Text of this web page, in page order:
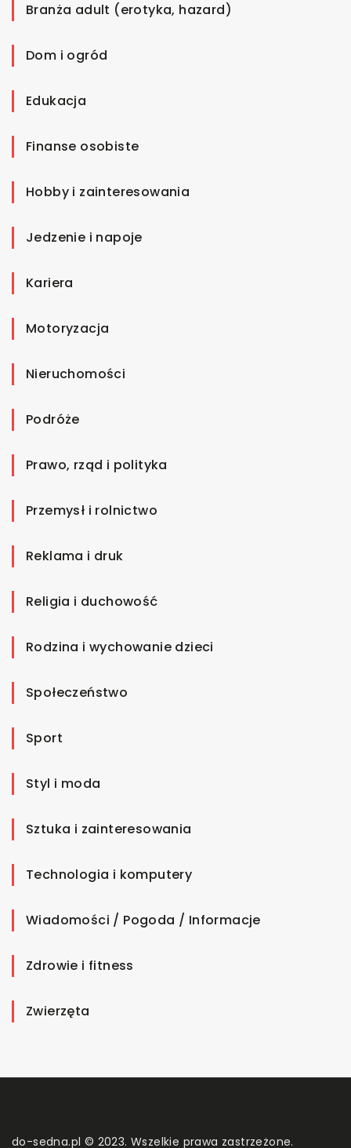
Branża adult (erotyka, hazard)
Dom i ogród
Edukacja
Finanse osobiste
Hobby i zainteresowania
Jedzenie i napoje
Kariera
Motoryzacja
Nieruchomości
Podróże
Prawo, rząd i polityka
Przemysł i rolnictwo
Reklama i druk
Religia i duchowość
Rodzina i wychowanie dzieci
Społeczeństwo
Sport
Styl i moda
Sztuka i zainteresowania
Technologia i komputery
Wiadomości / Pogoda / Informacje
Zdrowie i fitness
Zwierzęta
do-sedna.pl © 2023. Wszelkie prawa zastrzeżone.